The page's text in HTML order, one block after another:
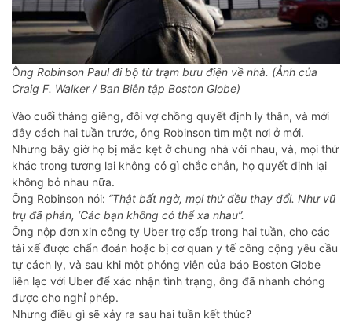
Ông Robinson Paul đi bộ từ trạm bưu điện về nhà. (Ảnh của
Craig F. Walker / Ban Biên tập Boston Globe)
Vào cuối tháng giêng, đôi vợ chồng quyết định ly thân, và mới
đây cách hai tuần trước, ông Robinson tìm một nơi ở mới.
Nhưng bây giờ họ bị mắc kẹt ở chung nhà với nhau, và, mọi thứ
khác trong tương lai không có gì chắc chắn, họ quyết định lại
không bỏ nhau nữa.
Ông Robinson nói: “Thật bất ngờ, mọi thứ đều thay đổi. Như vũ
trụ đã phán, ‘Các bạn không có thể xa nhau”.
Ông nộp đơn xin công ty Uber trợ cấp trong hai tuần, cho các
tài xế được chẩn đoán hoặc bị cơ quan y tế công cộng yêu cầu
tự cách ly, và sau khi một phóng viên của báo Boston Globe
liên lạc với Uber để xác nhận tình trạng, ông đã nhanh chóng
được cho nghỉ phép.
Nhưng điều gì sẽ xảy ra sau hai tuần kết thúc?